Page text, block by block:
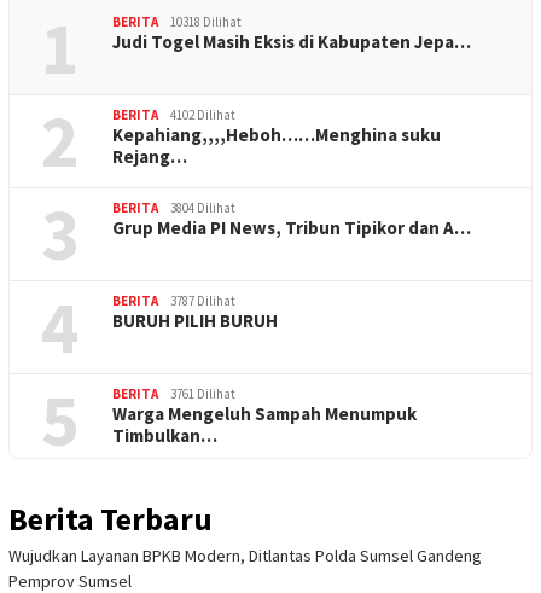
1 BERITA 10318 Dilihat
Judi Togel Masih Eksis di Kabupaten Jepa…
2 BERITA 4102 Dilihat
Kepahiang,,,,Heboh……Menghina suku
Rejang…
3 BERITA 3804 Dilihat
Grup Media PI News, Tribun Tipikor dan A…
4 BERITA 3787 Dilihat
BURUH PILIH BURUH
5 BERITA 3761 Dilihat
Warga Mengeluh Sampah Menumpuk
Timbulkan…
Berita Terbaru
Wujudkan Layanan BPKB Modern, Ditlantas Polda Sumsel Gandeng
Pemprov Sumsel